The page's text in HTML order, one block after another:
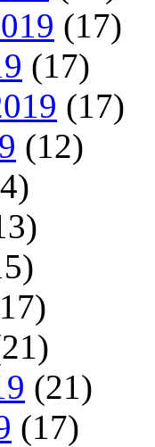
(17)
(17)
(17)
(12)
(21)
(17)